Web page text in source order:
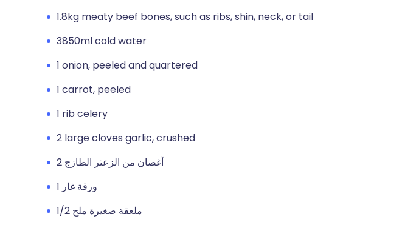
1.8kg meaty beef bones, such as ribs, shin, neck, or tail
3850ml cold water
1 onion, peeled and quartered
1 carrot, peeled
1 rib celery
2 large cloves garlic, crushed
2 أغصان من الزعتر الطازج
1 ورقة غار
1/2 ملعقة صغيرة ملح